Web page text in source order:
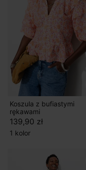
Koszula z bufiastymi
rękawami
139,90 zł
1 kolor